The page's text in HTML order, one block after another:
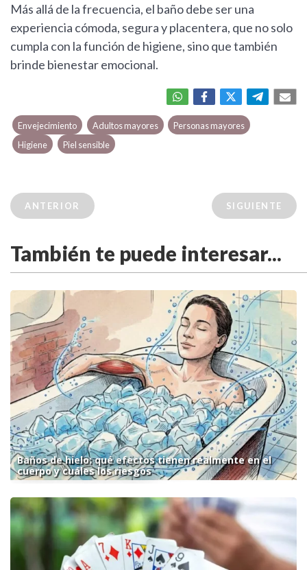
Más allá de la frecuencia, el baño debe ser una
experiencia cómoda, segura y placentera, que no solo
cumpla con la función de higiene, sino que también
brinde bienestar emocional.
Envejecimiento Adultos mayores
Personas mayores
Higiene
Piel sensible
ANTERIOR SIGUIENTE
También te puede interesar...
Baños de hielo: qué efectos tienen realmente en el
cuerpo y cuáles los riesgos